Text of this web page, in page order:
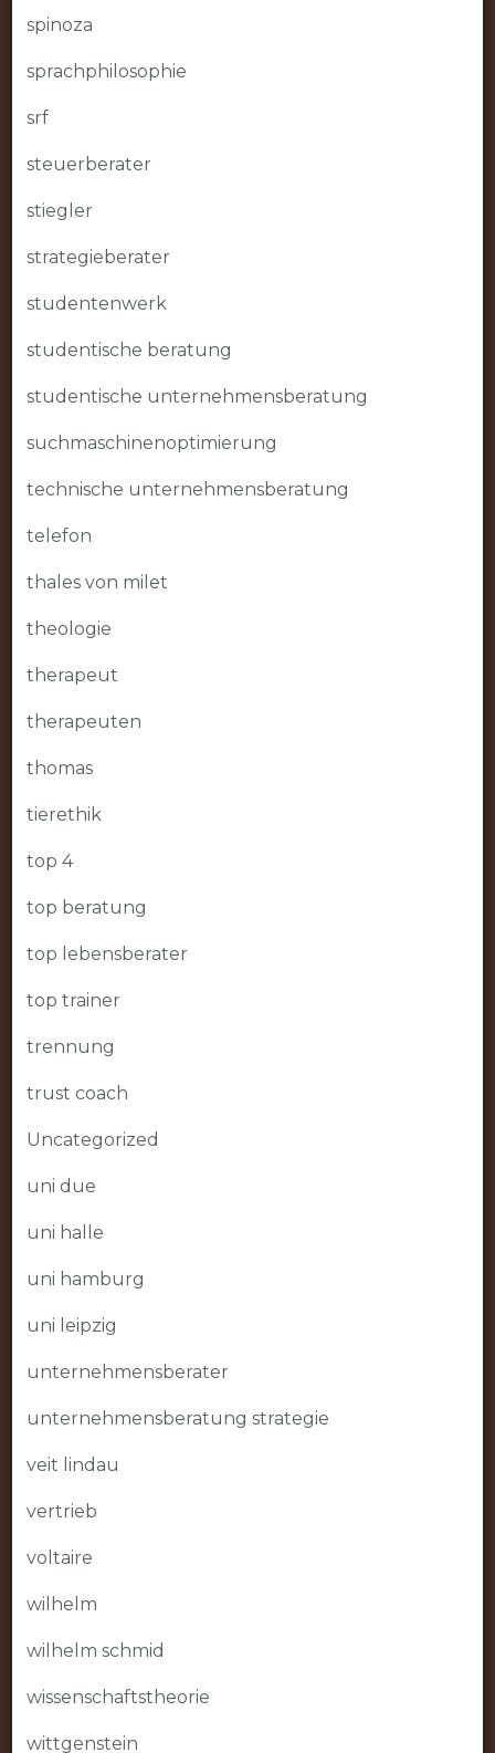
spinoza
sprachphilosophie
srf
steuerberater
stiegler
strategieberater
studentenwerk
studentische beratung
studentische unternehmensberatung
suchmaschinenoptimierung
technische unternehmensberatung
telefon
thales von milet
theologie
therapeut
therapeuten
thomas
tierethik
top 4
top beratung
top lebensberater
top trainer
trennung
trust coach
Uncategorized
uni due
uni halle
uni hamburg
uni leipzig
unternehmensberater
unternehmensberatung strategie
veit lindau
vertrieb
voltaire
wilhelm
wilhelm schmid
wissenschaftstheorie
wittgenstein